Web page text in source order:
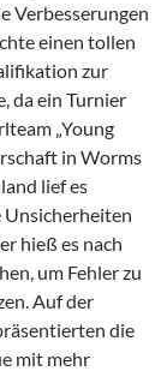
Verbesserungen
einen tollen
zur
da ein Turnier
„Young
in Worms
lief es
Unsicherheiten
hieß es nach
um Fehler zu
Auf der
die
mit mehr